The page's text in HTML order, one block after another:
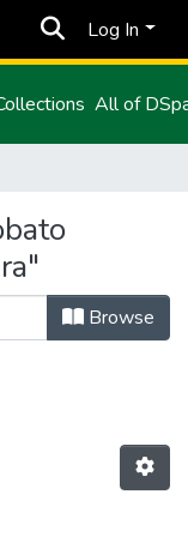
Log In
All of
Browse